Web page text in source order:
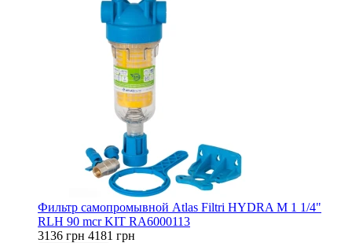
Фильтр самопромывной Atlas Filtri HYDRA M 1 1/4"
RLH 90 mcr KIT RA6000113
3136 грн 4181 грн